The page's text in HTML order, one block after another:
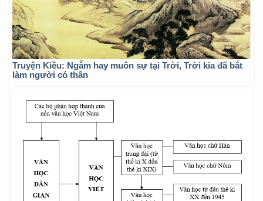
Truyện Kiều: Ngẫm hay muôn sự tại Trời, Trời kia đã bắt
làm người có thân